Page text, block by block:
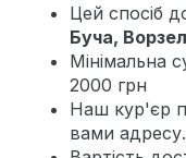
Цей спосіб
Буча,
Мінімальна
2000 грн
Наш кур'єр
вами адресу.